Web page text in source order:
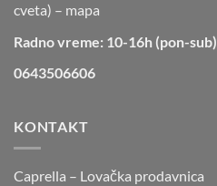
cveta) – mapa
Radno vreme: 10-16h (pon-sub)
0643506606
KONTAKT
Caprella – Lovačka prodavnica